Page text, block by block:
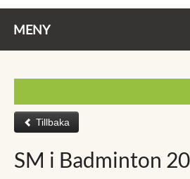
MENY
Tillbaka
SM i Badminton